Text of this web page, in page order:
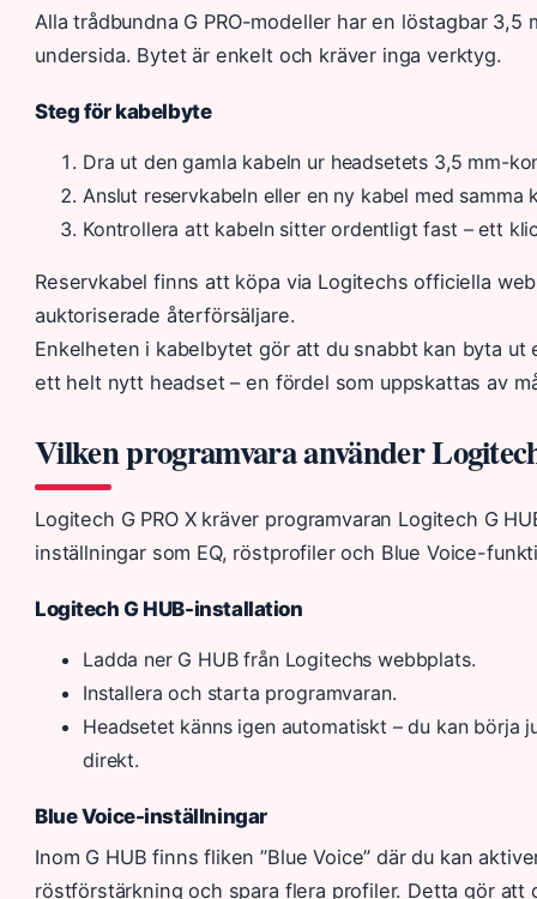
Alla trådbundna G PRO-modeller har en löstagbar
undersida. Bytet är enkelt och kräver inga verktyg.
Steg för kabelbyte
Dra ut den gamla kabeln ur headsetets 3,5 mm-
Anslut reservkabeln eller en ny kabel med samma
Kontrollera att kabeln sitter ordentligt fast – ett
Reservkabel finns att köpa via Logitechs officiella
auktoriserade återförsäljare.
Enkelheten i kabelbytet gör att du snabbt kan byta
ett helt nytt headset – en fördel som uppskattas av
Vilken programvara använder
Logitech G PRO X kräver programvaran Logitech G
inställningar som EQ, röstprofiler och Blue Voice-
Logitech G HUB-installation
Ladda ner G HUB från Logitechs webbplats.
Installera och starta programvaran.
Headsetet känns igen automatiskt – du kan börja
direkt.
Blue Voice-inställningar
Inom G HUB finns fliken ”Blue Voice” där du kan
röstförstärkning och spara flera profiler. Detta gör att